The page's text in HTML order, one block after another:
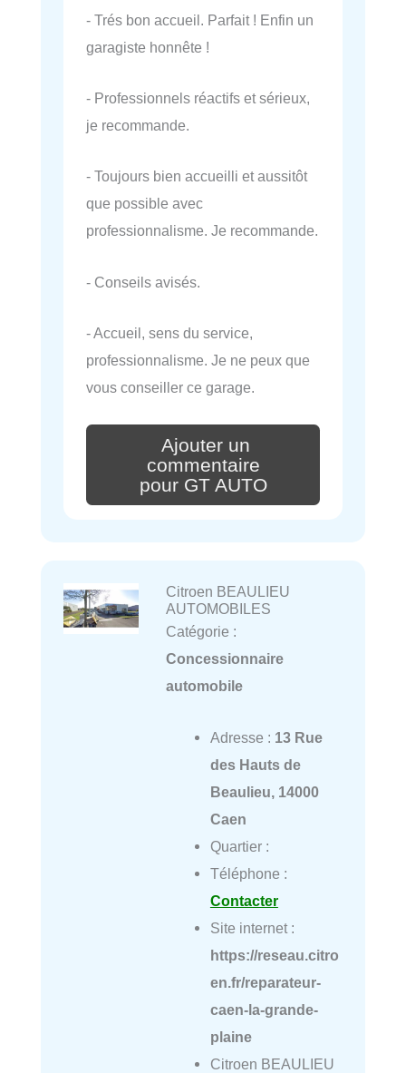
- Trés bon accueil. Parfait ! Enfin un
garagiste honnête !
- Professionnels réactifs et sérieux,
je recommande.
- Toujours bien accueilli et aussitôt
que possible avec
professionnalisme. Je recommande.
- Conseils avisés.
- Accueil, sens du service,
professionnalisme. Je ne peux que
vous conseiller ce garage.
Ajouter un
commentaire
pour GT AUTO
Citroen BEAULIEU
AUTOMOBILES
Catégorie :
Concessionnaire
automobile
Adresse : 13 Rue
des Hauts de
Beaulieu, 14000
Caen
Quartier :
Téléphone :
Contacter
Site internet :
https://reseau.citro
en.fr/reparateur-
caen-la-grande-
plaine
Citroen BEAULIEU